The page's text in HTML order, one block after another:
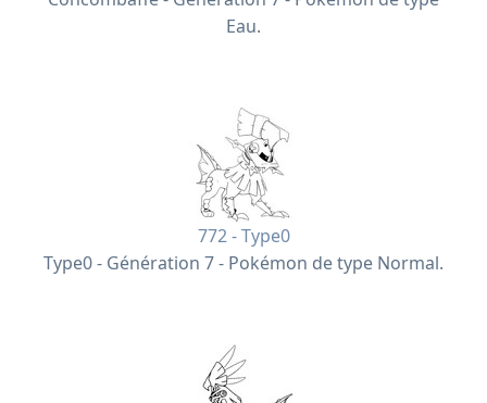
Eau.
772 - Type0
Type0 - Génération 7 - Pokémon de type Normal.